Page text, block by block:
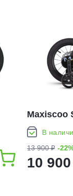
Maxiscoo
(2026)
В
13 900 ₽ -
10